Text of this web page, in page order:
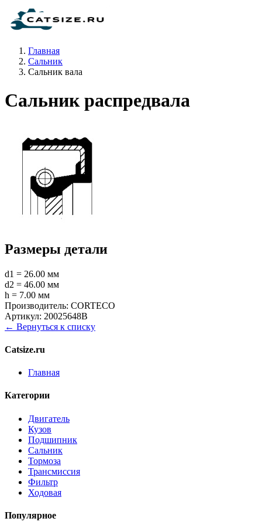
Главная
Сальник
Сальник вала
Сальник распредвала
Размеры детали
d1 = 26.00 мм
d2 = 46.00 мм
h = 7.00 мм
Производитель: CORTECO
Артикул: 20025648B
← Вернуться к списку
Catsize.ru
Главная
Категории
Двигатель
Кузов
Подшипник
Сальник
Тормоза
Трансмиссия
Фильтр
Ходовая
Популярное